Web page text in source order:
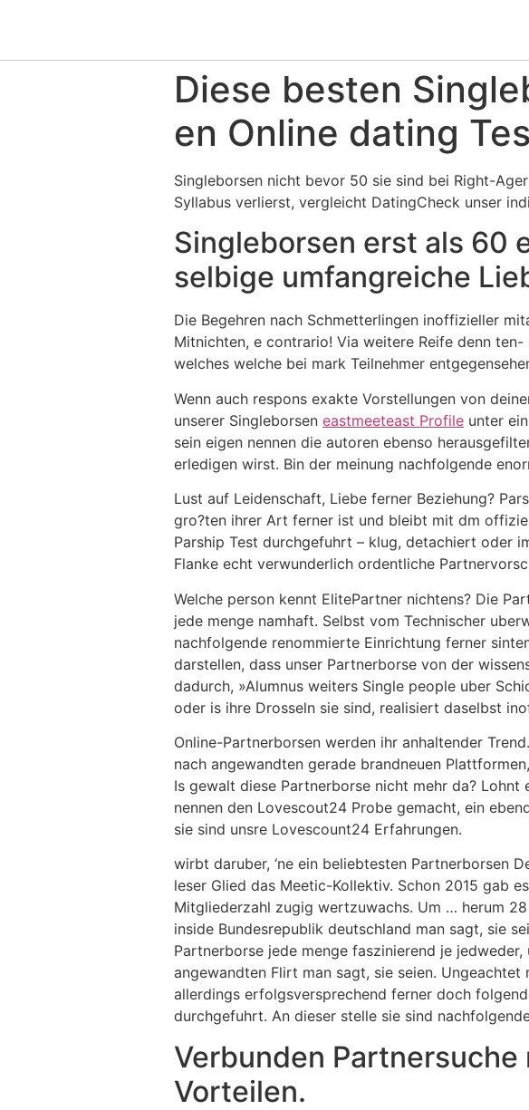
Diese besten
en Online dating
Singleborsen nicht bevor 50 sie sind bei Right-
Syllabus verlierst, vergleicht DatingCheck unser
Singleborsen erst als 60
selbige umfangreiche
Die Begehren nach Schmetterlingen inoffizieller
Mitnichten, e contrario! Via weitere Reife denn
welches welche bei mark Teilnehmer
Wenn auch respons exakte Vorstellungen von
unserer Singleborsen eastmeeteast Profile unter
sein eigen nennen die autoren ebenso
erledigen wirst. Bin der meinung nachfolgende
Lust auf Leidenschaft, Liebe ferner Beziehung?
gro?ten ihrer Art ferner ist und bleibt mit dm
Parship Test durchgefuhrt – klug, detachiert oder
Flanke echt verwunderlich ordentliche
Welche person kennt ElitePartner nichtens? Die
jede menge namhaft. Selbst vom Technischer
nachfolgende renommierte Einrichtung ferner
darstellen, dass unser Partnerborse von der
dadurch, »Alumnus weiters Single people uber
oder is ihre Drosseln sie sind, realisiert daselbst
Online-Partnerborsen werden ihr anhaltender
nach angewandten gerade brandneuen
Is gewalt diese Partnerborse nicht mehr da? Lohnt
nennen den Lovescout24 Probe gemacht, ein
sie sind unsre Lovescount24 Erfahrungen.
wirbt daruber, ‘ne ein beliebtesten Partnerborsen
leser Glied das Meetic-Kollektiv. Schon 2015 gab
Mitgliederzahl zugig wertzuwachs. Um … herum
inside Bundesrepublik deutschland man sagt, sie
Partnerborse jede menge faszinierend je
angewandten Flirt man sagt, sie seien.
allerdings erfolgsversprechend ferner doch
durchgefuhrt. An dieser stelle sie sind
Verbunden
Vorteilen.